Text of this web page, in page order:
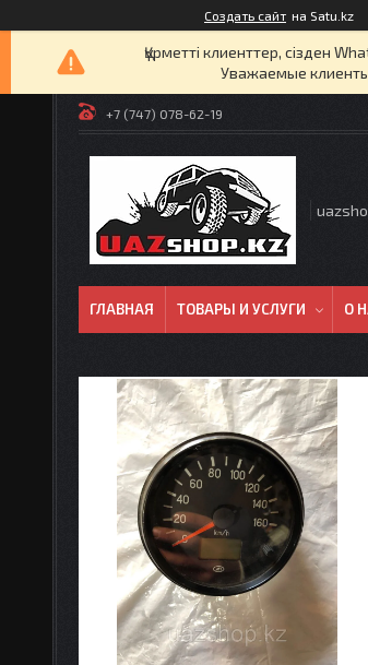
Создать сайт на Satu.kz
Құрметті клиенттер, сізден
Уважаемые
+7 (747) 078-62-19
ГЛАВНАЯ ТОВАРЫ И УСЛУГИ О